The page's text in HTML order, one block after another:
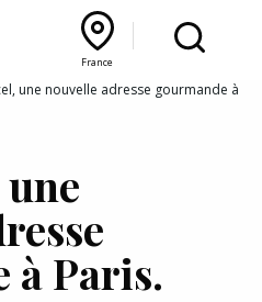
France
une nouvelle adresse gourmande à
une
à Paris.